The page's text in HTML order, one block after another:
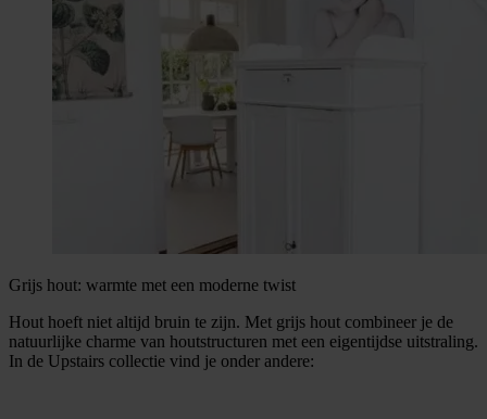
Grijs hout: warmte met een moderne twist
Hout hoeft niet altijd bruin te zijn. Met grijs hout combineer je de
natuurlijke charme van houtstructuren met een eigentijdse uitstraling.
In de Upstairs collectie vind je onder andere: